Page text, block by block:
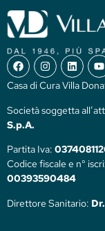
Casa di Cura Villa
Società soggetta
S.p.A.
Partita Iva:
Codice fiscale e n°
00393590484
Direttore Sanitario: